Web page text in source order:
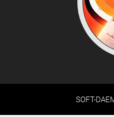
SOFT-